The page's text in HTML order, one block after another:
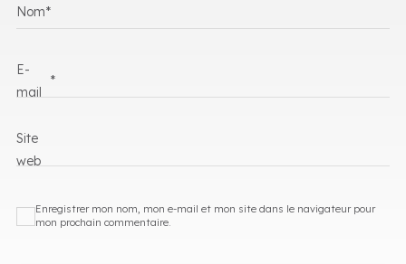
Nom*
E-
mail
*
Site
web
Enregistrer mon nom, mon e-mail et mon site dans le navigateur pour
mon prochain commentaire.